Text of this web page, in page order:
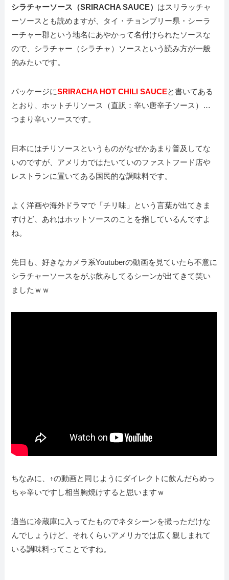
シラチャーソース（SRIRACHA SAUCE） はスリラッチャ
ーソースとも読めますが、タイ・チョンブリー県・シーラ
ーチャー郡という地名にあやかって名付けられたソースな
ので、シラチャー（シラチャ）ソースという読み方が一般
的みたいです。
パッケージにSRIRACHA HOT CHILI SAUCEと書いてある
とおり、ホットチリソース（直訳：辛い唐辛子ソース）…
つまり辛いソースです。
日本にはチリソースというものがなぜかあまり普及してな
いのですが、アメリカではたいていのファストフード店や
レストランに置いてある国民的な調味料です。
よく洋画や海外ドラマで「チリ味」という言葉が出てきま
すけど、あれはホットソースのことを指しているんですよ
ね。
先日も、好きなカメラ系Youtuberの動画を見ていたら不意に
シラチャーソースをがぶ飲みしてるシーンが出てきて笑い
ましたｗｗ
ちなみに、↑の動画と同じようにダイレクトに飲んだらめっ
ちゃ辛いですし相当胸焼けすると思いますｗ
適当に冷蔵庫に入ってたものでネタシーンを撮っただけな
んでしょうけど、それくらいアメリカでは広く親しまれて
いる調味料ってことですね。